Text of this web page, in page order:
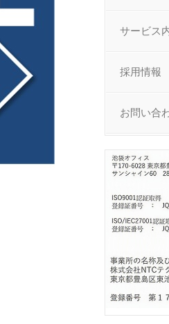
サービス
採用情報
お問い合